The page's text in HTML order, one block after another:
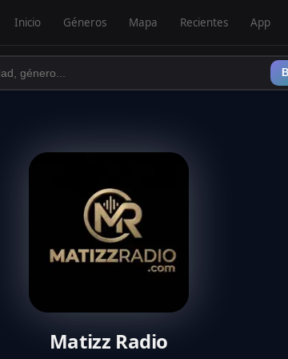
Inicio Géneros Mapa Recientes App
Matizz Radio